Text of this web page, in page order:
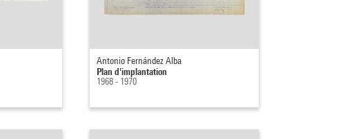
Antonio Fernández Alba
Plan d'implantation
1968 - 1970